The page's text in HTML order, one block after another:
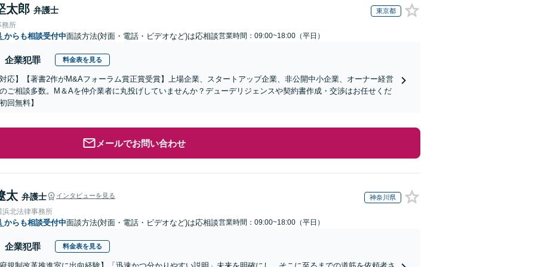
太郎 弁護士 東京都
務所
からも相談受付中面談方法(対面・電話・ビデオなど)は応相談営業時間：09:00~18:00（平日）
企業犯罪 料金表を見る
応】【著書2作がM&Aフォーラム賞正賞受賞】上場企業、スタートアップ企業、非公開中小企業、オーナー経営
ご相談多数。M＆Aを仲介業者に丸投げしていませんか？デューデリジェンスや契約書作成・交渉はお任せくだ
回無料】
メールでお問い合わせ
太 弁護士 インタビューを見る 神奈川県
浜北法律事務所
からも相談受付中面談方法(対面・電話・ビデオなど)は応相談営業時間：09:00~18:00（平日）
企業犯罪 料金表を見る